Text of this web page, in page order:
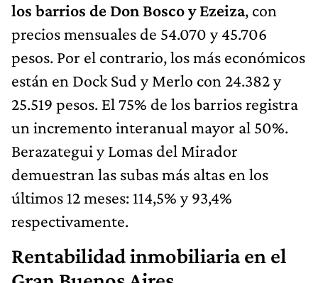
los barrios de Don Bosco y Ezeiza, con
precios mensuales de 54.070 y 45.706
pesos. Por el contrario, los más económicos
están en Dock Sud y Merlo con 24.382 y
25.519 pesos. El 75% de los barrios registra
un incremento interanual mayor al 50%.
Berazategui y Lomas del Mirador
demuestran las subas más altas en los
últimos 12 meses: 114,5% y 93,4%
respectivamente.
Rentabilidad inmobiliaria en el